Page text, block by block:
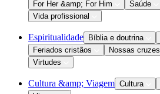
For Her &amp; For Him
Saúde
Vida profissional
Espiritualidade Bíblia e doutrina
Feriados cristãos
Nossas cruzes
Virtudes
Cultura &amp; Viagem Cultura